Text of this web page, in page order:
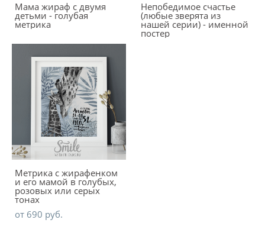
Мама жираф с двумя
детьми - голубая
метрика
Непобедимое счастье
(любые зверята из
нашей серии) - именной
постер
Метрика с жирафенком
и его мамой в голубых,
розовых или серых
тонах
от 690 pуб.